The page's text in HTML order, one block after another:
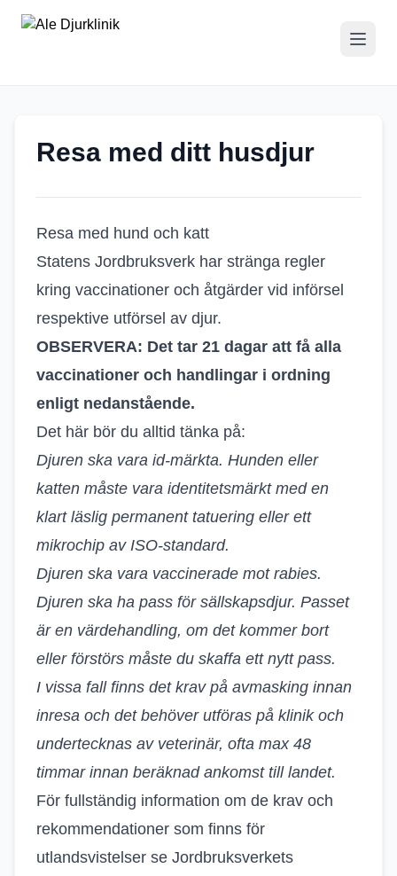
Resa med ditt husdjur
Resa med hund och katt
Statens Jordbruksverk har stränga regler
kring vaccinationer och åtgärder vid införsel
respektive utförsel av djur.
OBSERVERA: Det tar 21 dagar att få alla
vaccinationer och handlingar i ordning
enligt nedanstående.
Det här bör du alltid tänka på:
Djuren ska vara id-märkta. Hunden eller
katten måste vara identitetsmärkt med en
klart läslig permanent tatuering eller ett
mikrochip av ISO-standard.
Djuren ska vara vaccinerade mot rabies.
Djuren ska ha pass för sällskapsdjur. Passet
är en värdehandling, om det kommer bort
eller förstörs måste du skaffa ett nytt pass.
I vissa fall finns det krav på avmasking innan
inresa och det behöver utföras på klinik och
undertecknas av veterinär, ofta max 48
timmar innan beräknad ankomst till landet.
För fullständig information om de krav och
rekommendationer som finns för
utlandsvistelser se Jordbruksverkets